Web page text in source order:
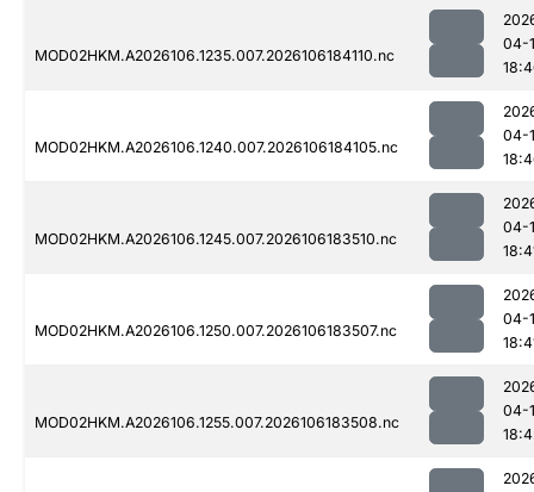
MOD02HKM.A2026106.1235.007.2026106184110.nc
04-
MOD02HKM.A2026106.1240.007.2026106184105.nc
04-
MOD02HKM.A2026106.1245.007.2026106183510.nc
04-
MOD02HKM.A2026106.1250.007.2026106183507.nc
04-
MOD02HKM.A2026106.1255.007.2026106183508.nc
04-